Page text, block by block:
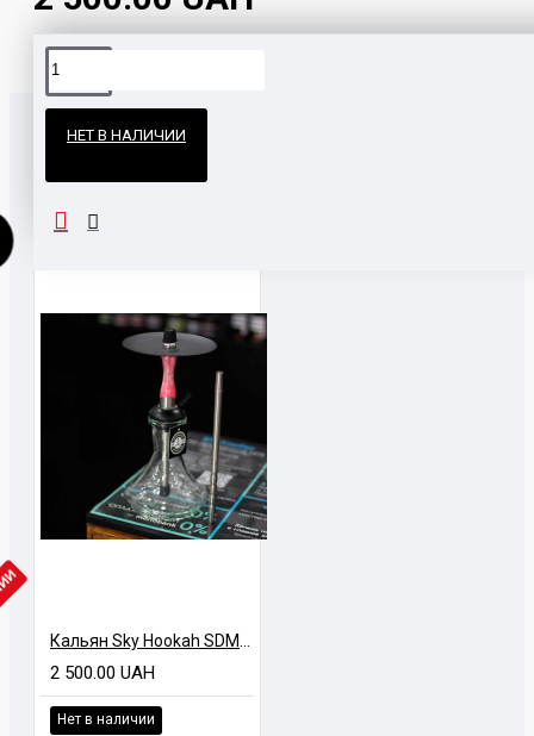
НЕТ В НАЛИЧИИ
2 500.00 UAH
Нет в наличии